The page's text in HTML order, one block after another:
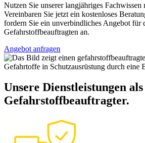
Nutzen Sie unserer langjähriges
Vereinbaren Sie jetzt ein kostenloses
fordern Sie ein unverbindliches Angebot für
Gefahrstoffbeauftragten an.
Angebot anfragen
Unsere Dienstleistungen
Gefahrstoffbeauftragter.